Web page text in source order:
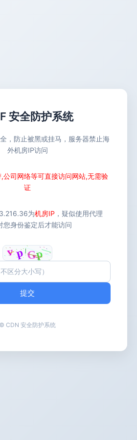
安全防护系统
，防止被黑或挂马，服务器禁止海
外机房IP访问
公司网络等可直接访问网站,无需验
证
为机房IP ，疑似使用代理
您身份鉴定后才能访问
提交
© CDN 安全防护系统